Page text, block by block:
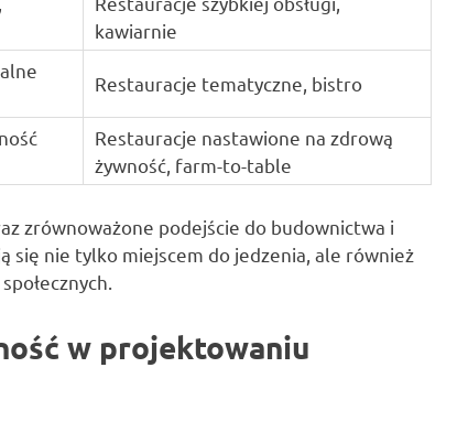
kawiarnie
Restauracje tematyczne, bistro
Restauracje nastawione na zdrową
żywność, farm-to-table
zrównoważone podejście do budownictwa i
się nie tylko miejscem do jedzenia, ale również
w projektowaniu